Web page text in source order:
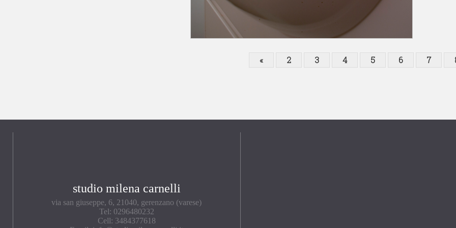
« 2 3 4 5 6 7
studio milena carnelli
via san giuseppe, 6, 21040, gerenzano (varese)
Tel: 0296480232
Cell: 3484377618